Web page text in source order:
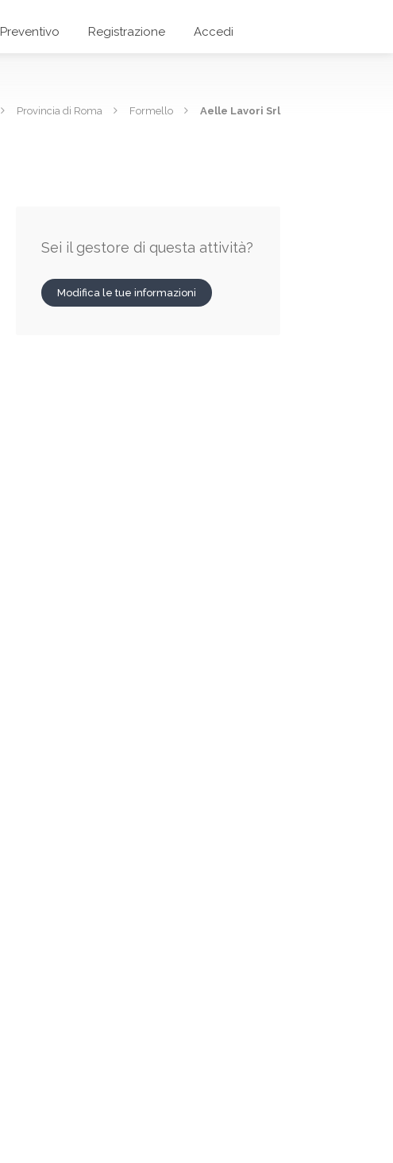
Preventivo Registrazione Accedi
Provincia di Roma Formello Aelle Lavori Srl
Sei il gestore di questa attività?
Modifica le tue informazioni